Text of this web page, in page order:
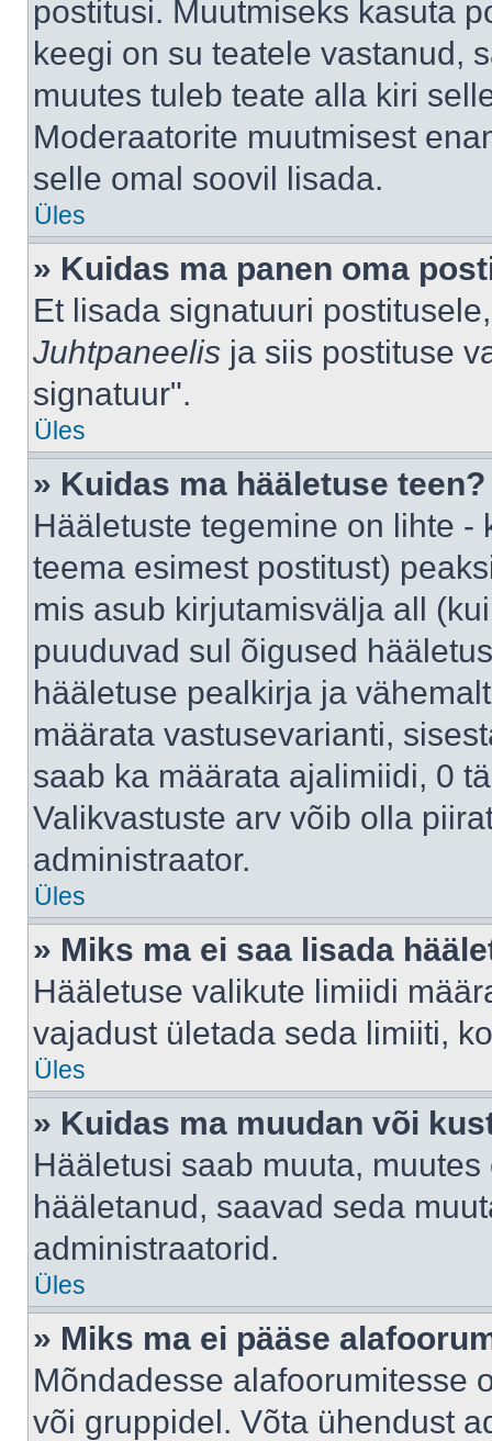
postitusi. Muutmiseks kasuta
keegi on su teatele vastanud,
muutes tuleb teate alla kiri
Moderaatorite muutmisest
selle omal soovil lisada.
Üles
» Kuidas ma panen oma
Et lisada signatuuri
Juhtpaneelis ja siis postituse
signatuur".
Üles
» Kuidas ma hääletuse teen?
Hääletuste tegemine on lihte
teema esimest postitust)
mis asub kirjutamisvälja all
puuduvad sul õigused
hääletuse pealkirja ja
määrata vastusevarianti,
saab ka määrata ajalimiidi, 0
Valikvastuste arv võib olla
administraator.
Üles
» Miks ma ei saa lisada
Hääletuse valikute limiidi
vajadust ületada seda limiiti,
Üles
» Kuidas ma muudan või
Hääletusi saab muuta,
hääletanud, saavad seda
administraatorid.
Üles
» Miks ma ei pääse
Mõndadesse alafoorumitesse
või gruppidel. Võta ühendust